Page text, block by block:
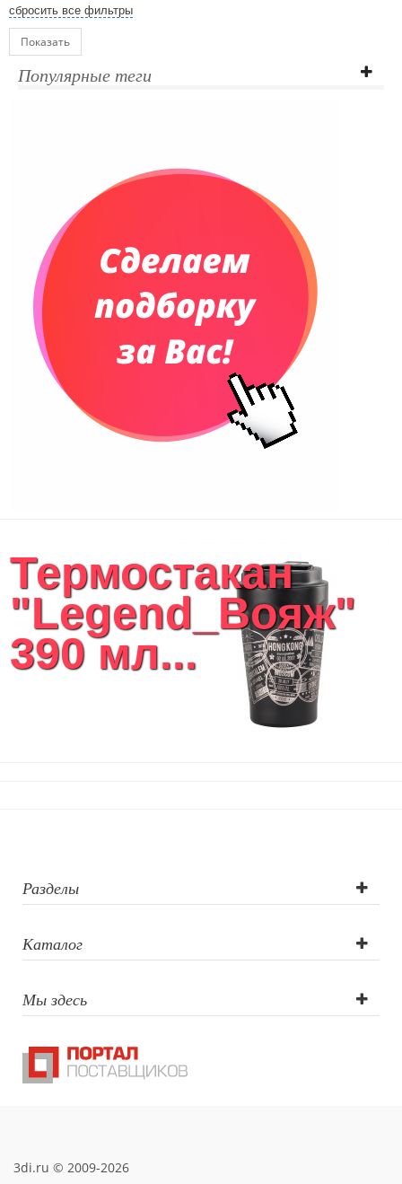
сбросить все фильтры
Показать
Популярные теги
Термостакан
"Legend_Вояж"
390 мл...
Разделы
Каталог
Мы здесь
3di.ru © 2009-2026